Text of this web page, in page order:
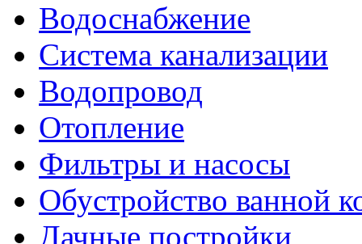
Водоснабжение
Система канализации
Водопровод
Отопление
Фильтры и насосы
Обустройство ванной
Дачные постройки